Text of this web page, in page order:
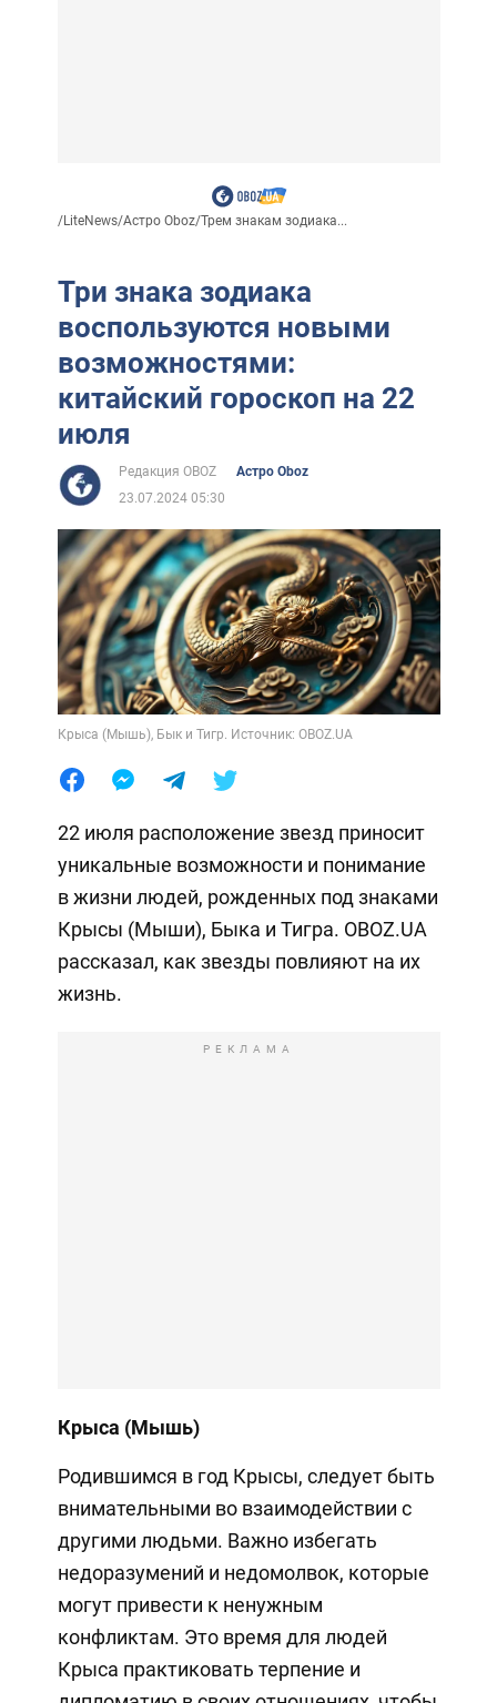
/LiteNews/Астро Oboz/Трем знакам зодиака...
Три знака зодиака
воспользуются новыми
возможностями:
китайский гороскоп на 22
июля
Редакция OBOZ
Астро Oboz
23.07.2024 05:30
Крыса (Мышь), Бык и Тигр. Источник: OBOZ.UA
22 июля расположение звезд приносит
уникальные возможности и понимание
в жизни людей, рожденных под знаками
Крысы (Мыши), Быка и Тигра. OBOZ.UA
рассказал, как звезды повлияют на их
жизнь.
РЕКЛАМА
Крыса (Мышь)
Родившимся в год Крысы, следует быть
внимательными во взаимодействии с
другими людьми. Важно избегать
недоразумений и недомолвок, которые
могут привести к ненужным
конфликтам. Это время для людей
Крыса практиковать терпение и